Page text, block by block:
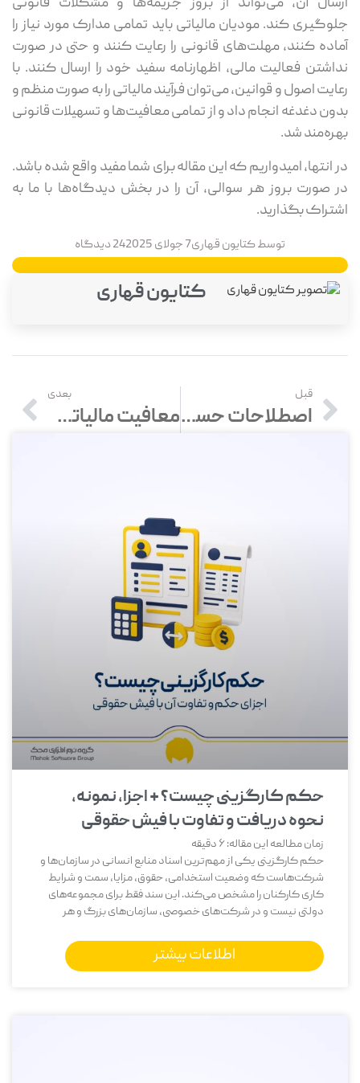
جلوگیری کند. مودیان مالیاتی باید تمامی مدارک مورد نیاز را
آماده کنند، مهلت‌های قانونی را رعایت کنند و حتی در صورت
نداشتن فعالیت مالی، اظهارنامه سفید خود را ارسال کنند. با
رعایت اصول و قوانین، می‌توان فرآیند مالیاتی را به صورت منظم و
بدون دغدغه انجام داد و از تمامی معافیت‌ها و تسهیلات قانونی
بهره‌مند شد.
در انتها، امیدواریم که این مقاله برای شما مفید واقع شده باشد.
در صورت بروز هر سوالی، آن را در بخش دیدگاه‌ها با ما به
اشتراک بگذارید.
توسطکتایون قهاری7 جولای 2025 24 دیدگاه
کتایون قهاری
قبل
اصطلاحات حسابداری چیست؟ دانلود PDF مهمترین اصطلاحات حسابداری
بعدی
معافیت مالیاتی چیست؟ انواع معافیت‌های مالی 1404
حکم کارگزینی چیست؟ + اجزا، نمونه،
نحوه دریافت و تفاوت با فیش حقوقی
زمان مطالعه این مقاله:6 دقیقه
حکم کارگزینی یکی از مهم‌ترین اسناد منابع انسانی در سازمان‌ها و
شرکت‌هاست که وضعیت استخدامی، حقوق، مزایا، سمت و شرایط
کاری کارکنان را مشخص می‌کند. این سند فقط برای مجموعه‌های
دولتی نیست و در شرکت‌های خصوصی، سازمان‌های بزرگ و هر
اطلاعات بیشتر